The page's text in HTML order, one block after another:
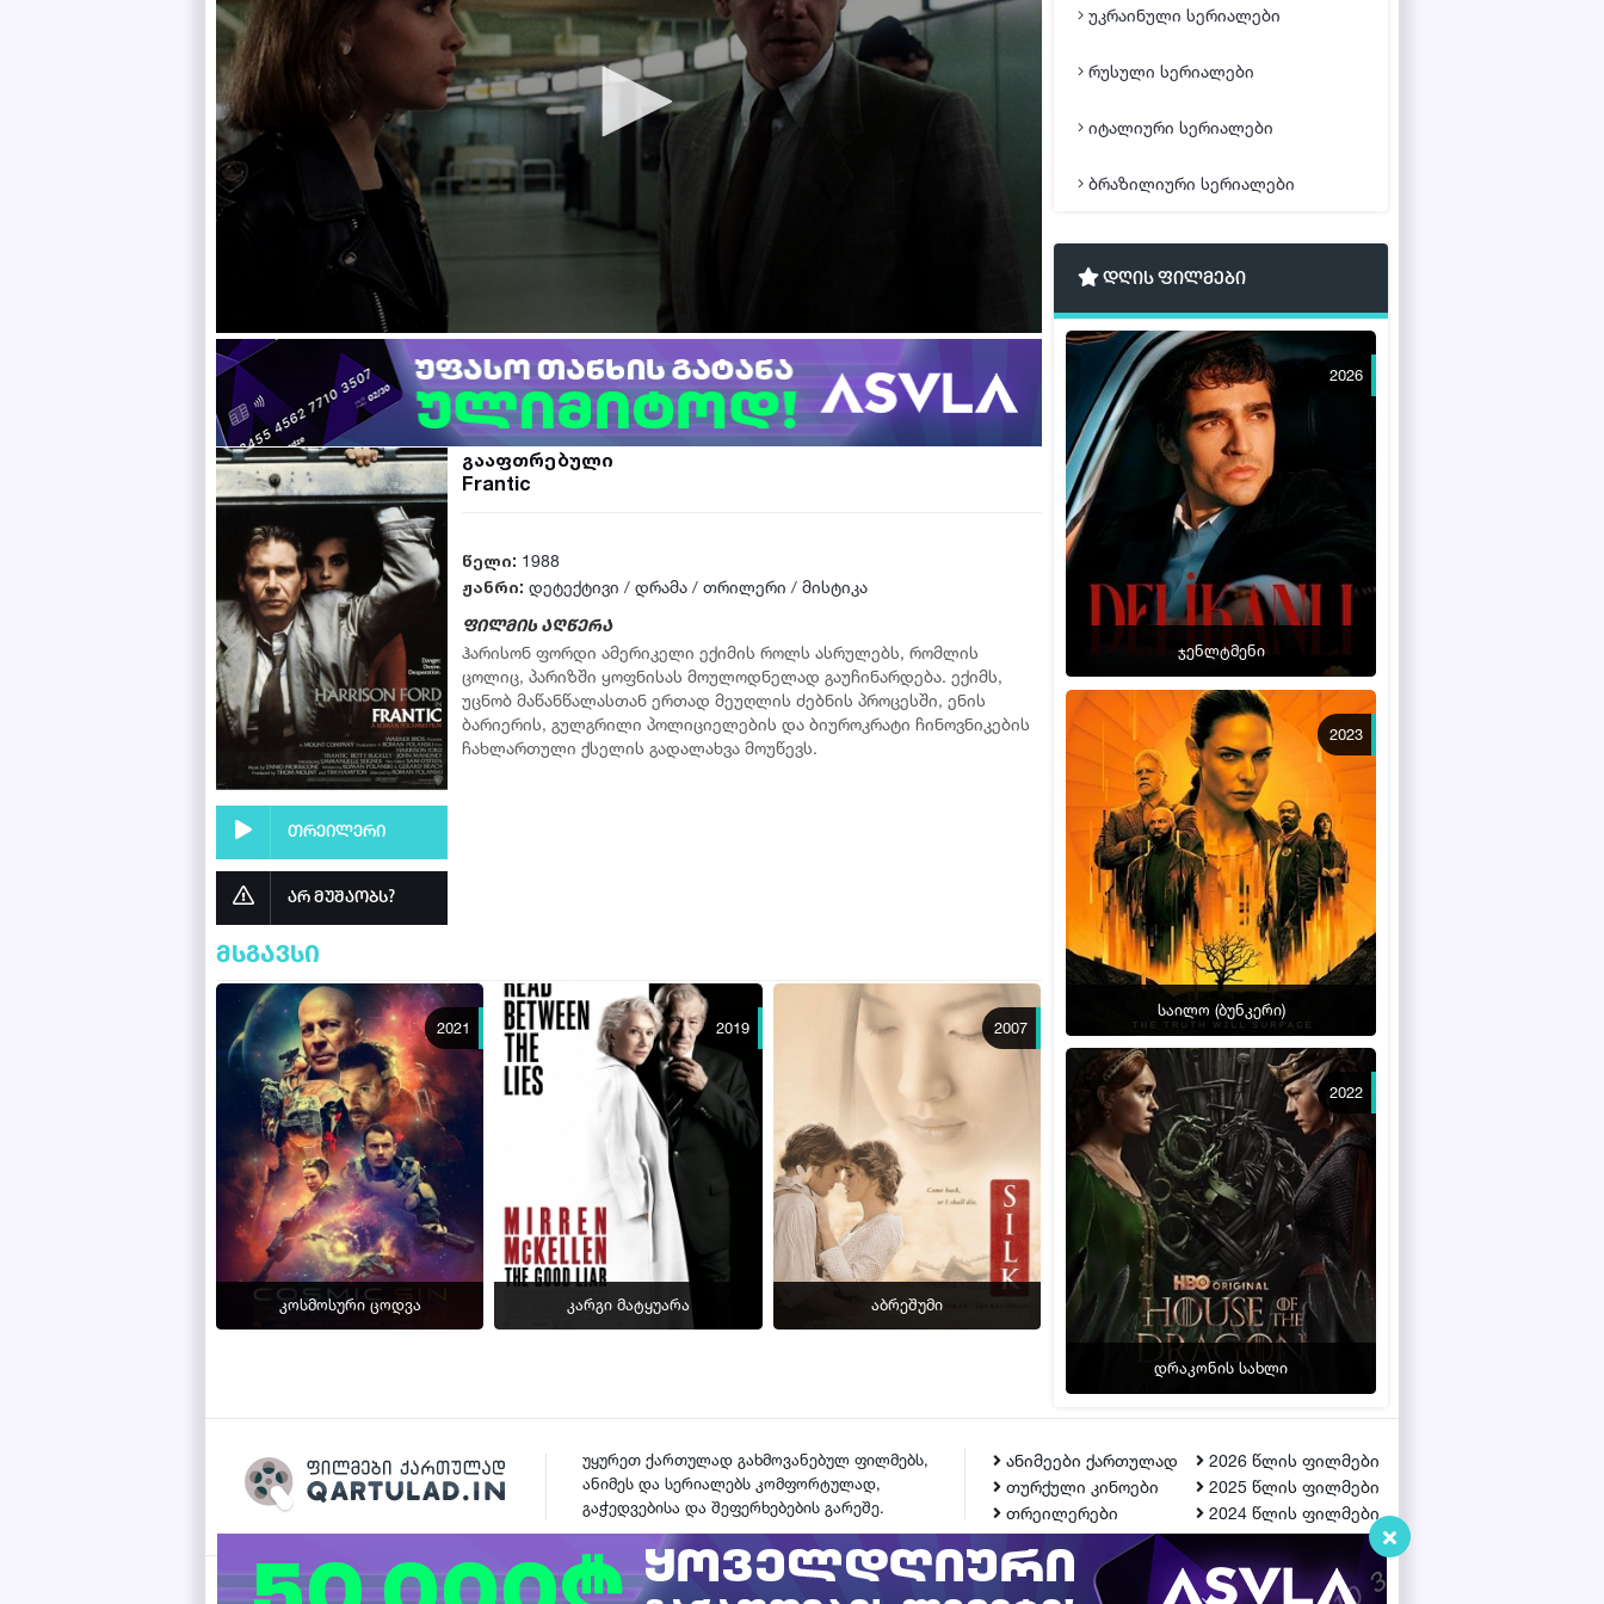
თრეილერი
არ მუშაობს?
გააფთრებული
Frantic
წელი: 1988
ჟანრი: დეტექტივი / დრამა/ თრილერი / მისტიკა
ფილმის აღწერა
ჰარისონ ფორდი ამერიკელი ექიმის როლს ასრულებს, რომლის
ცოლიც, პარიზში ყოფნისას მოულოდნელად გაუჩინარდება. ექიმს,
უცნობ მაწანწალასთან ერთად მეუღლის ძებნის პროცესში, ენის
ბარიერის, გულგრილი პოლიციელების და ბიუროკრატი ჩინოვნიკების
ჩახლართული ქსელის გადალახვა მოუწევს.
მსგავსი
2021
კოსმოსური ცოდვა
2019
კარგი მატყუარა
2007
აბრეშუმი
უკრაინული სერიალები
რუსული სერიალები
იტალიური სერიალები
ბრაზილიური სერიალები
დღის ფილმები
2026
ჯენლტმენი
2023
საილო (ბუნკერი)
2022
დრაკონის სახლი
უყურეთ ქართულად გახმოვანებულ ფილმებს,
ანიმეს და სერიალებს კომფორტულად,
გაჭედვებისა და შეფერხებების გარეშე.
ანიმეები ქართულად
თურქული კინოები
თრეილერები
2026 წლის ფილმები
2025 წლის ფილმები
2024 წლის ფილმები
ᲙᲝᲜᲢᲐᲥᲢᲘ
Qartulad.in © 2026